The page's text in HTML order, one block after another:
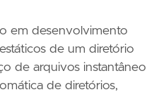
em desenvolvimento
de um diretório
de arquivos instantâneo
de diretórios,